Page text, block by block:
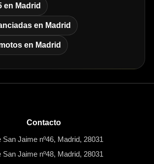
en Madrid
en Madrid
en Madrid
Contacto
San Jaime nº46, Madrid, 28031
San Jaime nº48, Madrid, 28031